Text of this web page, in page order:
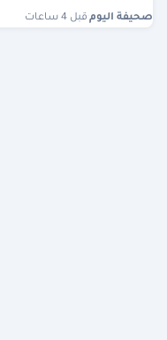
صحيفة اليوم قبل 4 ساعات